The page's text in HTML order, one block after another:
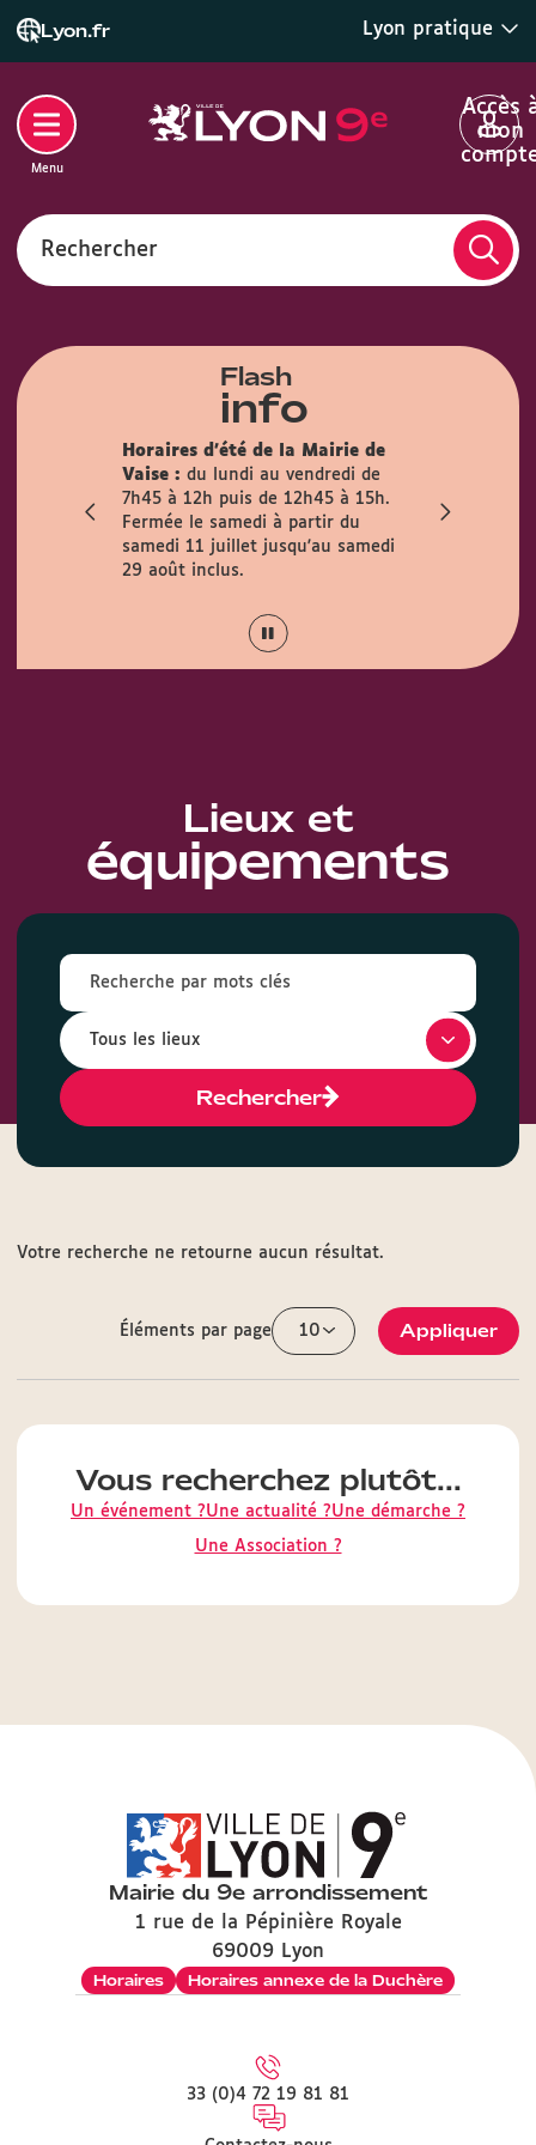
Lyon.fr Lyon pratique
Rechercher
Accès
mon
Menu
Flash
info
Horaires d'été de la Mairie de
Vaise : du lundi au vendredi de
7h45 à 12h puis de 12h45 à 15h.
Fermée le samedi à partir du
samedi 11 juillet jusqu'au samedi
29 août inclus.
Lieux et
équipements
Rechercher
Votre recherche ne retourne aucun résultat.
Éléments par page Appliquer
Vous recherchez plutôt...
Un événement ?Une actualité ?Une démarche ?
Une Association ?
Mairie du 9e arrondissement
1 rue de la Pépinière Royale
69009 Lyon
Horaires
Horaires annexe de la Duchère
33 (0)4 72 19 81 81